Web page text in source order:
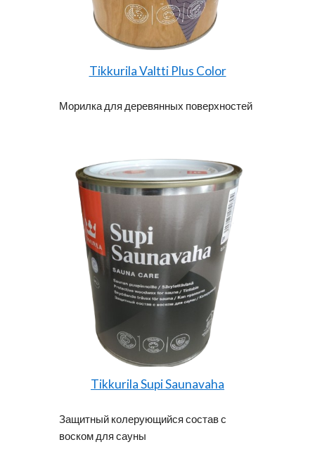
Tikkurila Valtti Plus Color
Морилка для деревянных поверхностей
Tikkurila Supi Saunavaha
Защитный колерующийся состав с
воском для сауны